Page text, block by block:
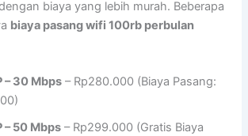
biaya yang lebih murah. Beberapa
biaya pasang wifi 100rb perbulan
– 30 Mbps – Rp280.000 (Biaya Pasang:
– 50 Mbps – Rp299.000 (Gratis Biaya